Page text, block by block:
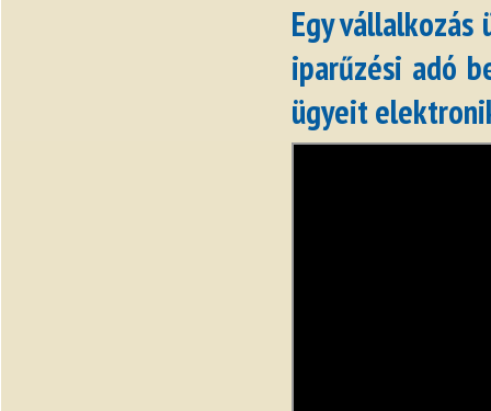
Egy
iparűzési adó
ügyeit